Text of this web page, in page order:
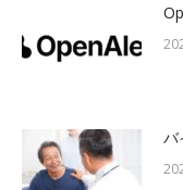
バ